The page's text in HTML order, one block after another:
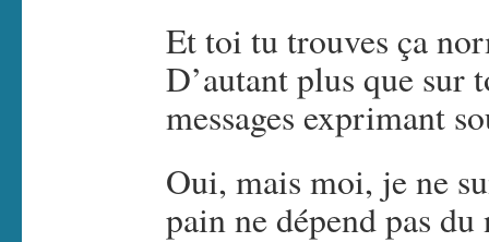
Et toi tu trouves ça
D’autant plus que sur
messages exprimant
Oui, mais moi, je ne
pain ne dépend pas